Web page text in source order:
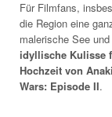
Für Filmfans,
die Region eine
malerische See
idyllische Kulisse
Hochzeit von
Wars: Episode II.